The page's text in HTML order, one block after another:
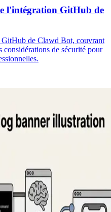
l'intégration GitHub de
de Clawd Bot, couvrant
considérations de sécurité pour